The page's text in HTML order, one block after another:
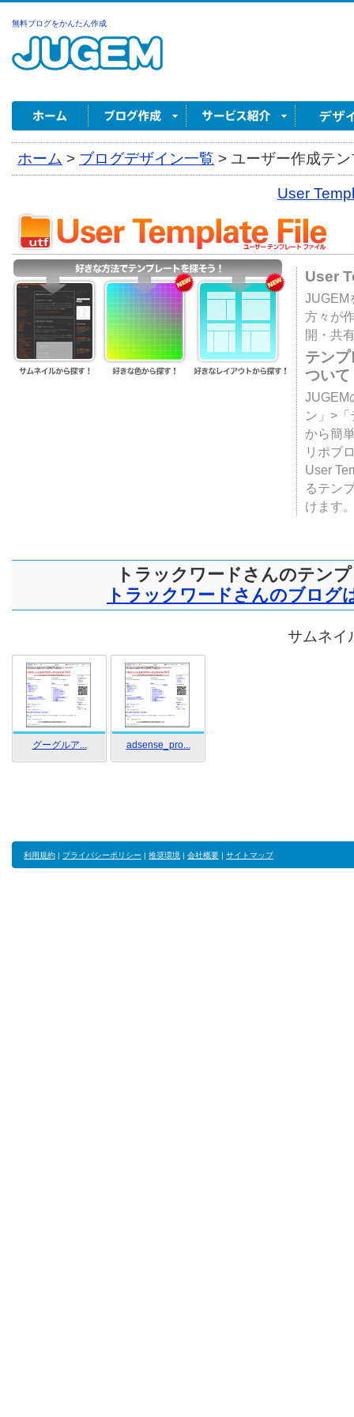
無料ブログをかんたん作成
ホーム > ブログデザイン一覧 > ユーザー作成テ
User
User
JUGEM
方々が
開・共
テン
ついて
JUGEM
ン」>
から簡
リポブ
User
るテン
けます
トラックワードさんのテン
トラックワードさんのブログ
サムネイ
グーグルア... adsense_pro...
利用規約 | プライバシーポリシー | 推奨環境 | 会社概要 | サイトマップ